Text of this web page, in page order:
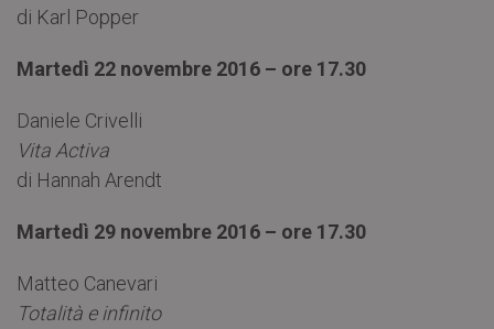
di Karl Popper
Martedì 22 novembre 2016 – ore 17.30
Daniele Crivelli
Vita Activa
di Hannah Arendt
Martedì 29 novembre 2016 – ore 17.30
Matteo Canevari
Totalità e infinito